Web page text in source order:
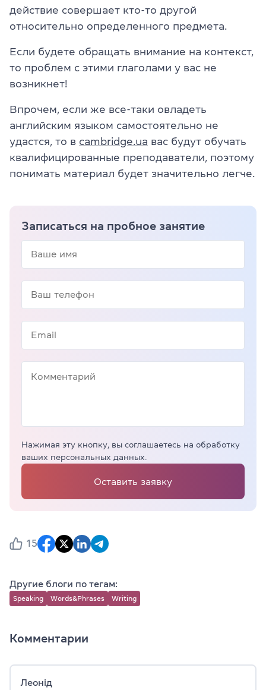
действие совершает кто-то другой
относительно определенного предмета.
Если будете обращать внимание на контекст,
то проблем с этими глаголами у вас не
возникнет!
Впрочем, если же все-таки овладеть
английским языком самостоятельно не
удастся, то в cambridge.ua вас будут обучать
квалифицированные преподаватели, поэтому
понимать материал будет значительно легче.
Записаться на пробное занятие
Нажимая эту кнопку, вы соглашаетесь на обработку
ваших персональных данных.
Оставить заявку
15
Другие блоги по тегам:
Speaking Words&Phrases Writing
Комментарии
Леонід